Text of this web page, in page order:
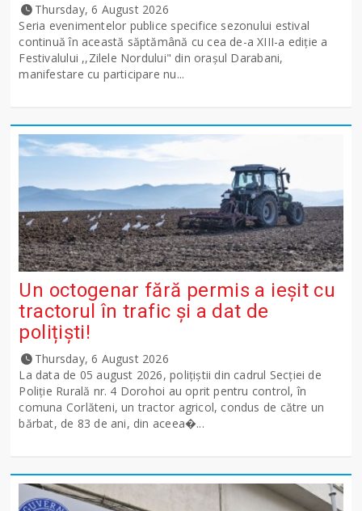
Thursday, 6 August 2026
Seria evenimentelor publice specifice sezonului estival
continuă în această săptămână cu cea de-a XIII-a ediție a
Festivalului ,,Zilele Nordului" din orașul Darabani,
manifestare cu participare nu...
Un octogenar fără permis a ieșit cu
tractorul în trafic și a dat de
polițiști!
Thursday, 6 August 2026
La data de 05 august 2026, polițiștii din cadrul Secției de
Poliție Rurală nr. 4 Dorohoi au oprit pentru control, în
comuna Corlăteni, un tractor agricol, condus de către un
bărbat, de 83 de ani, din aceea�...